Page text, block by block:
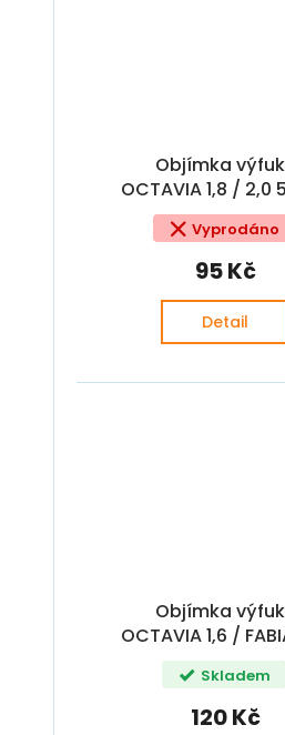
Objímka
OCTAVIA 1,8 / 2,0
přední
Vyprodáno
95 Kč
Detail
Objímka
OCTAVIA 1,6 /
1,9TDI
Skladem
120 Kč